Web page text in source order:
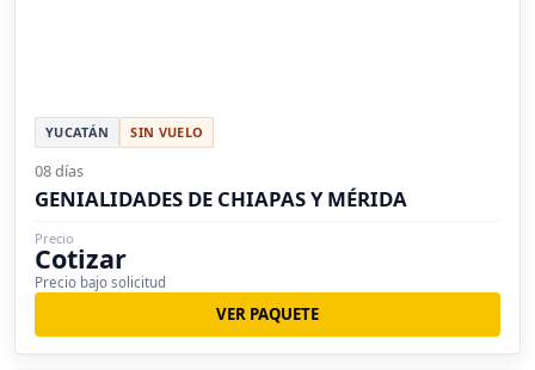
YUCATÁN SIN VUELO
08 días
GENIALIDADES DE CHIAPAS Y MÉRIDA
Precio
Cotizar
Precio bajo solicitud
VER PAQUETE